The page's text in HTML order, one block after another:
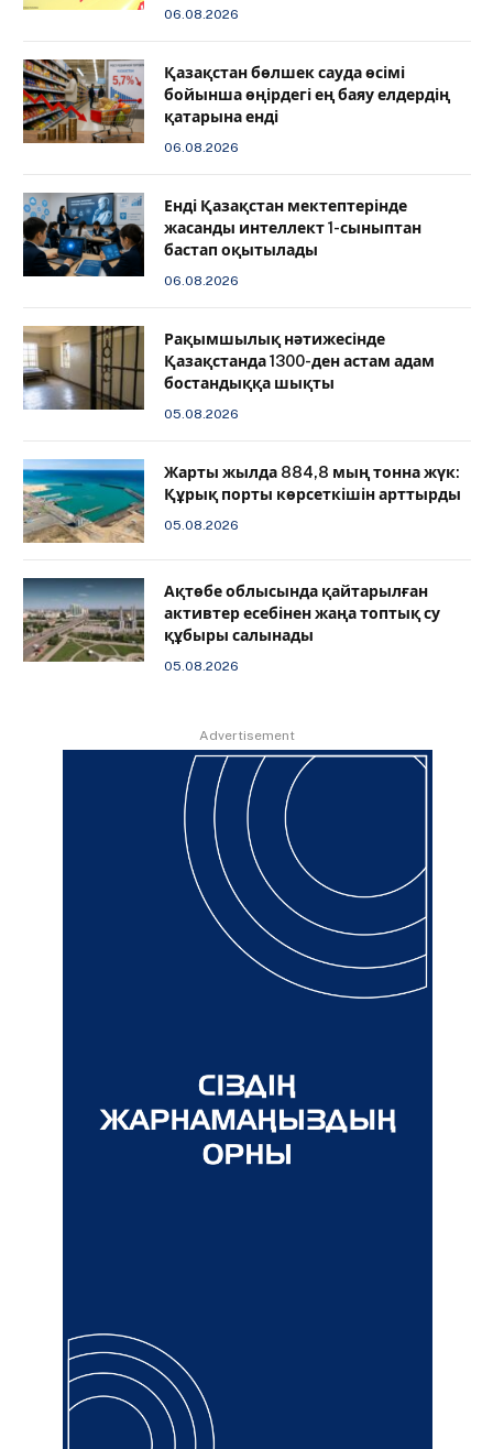
06.08.2026
Қазақстан бөлшек сауда өсімі
бойынша өңірдегі ең баяу елдердің
қатарына енді
06.08.2026
️Енді Қазақстан мектептерінде
жасанды интеллект 1-сыныптан
бастап оқытылады
06.08.2026
Рақымшылық нәтижесінде
Қазақстанда 1300-ден астам адам
бостандыққа шықты
05.08.2026
Жарты жылда 884,8 мың тонна жүк:
Құрық порты көрсеткішін арттырды
05.08.2026
Ақтөбе облысында қайтарылған
активтер есебінен жаңа топтық су
құбыры салынады
05.08.2026
Advertisement